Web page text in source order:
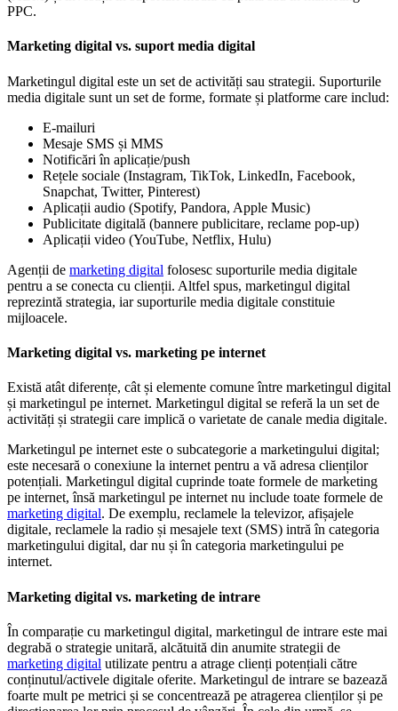
PPC.
Marketing digital vs. suport media digital
Marketingul digital este un set de activități sau strategii. Suporturile
media digitale sunt un set de forme, formate și platforme care includ:
E-mailuri
Mesaje SMS și MMS
Notificări în aplicație/push
Rețele sociale (Instagram, TikTok, LinkedIn, Facebook,
Snapchat, Twitter, Pinterest)
Aplicații audio (Spotify, Pandora, Apple Music)
Publicitate digitală (bannere publicitare, reclame pop-up)
Aplicații video (YouTube, Netflix, Hulu)
Agenții de marketing digital folosesc suporturile media digitale
pentru a se conecta cu clienții. Altfel spus, marketingul digital
reprezintă strategia, iar suporturile media digitale constituie
mijloacele.
Marketing digital vs. marketing pe internet
Există atât diferențe, cât și elemente comune între marketingul digital
și marketingul pe internet. Marketingul digital se referă la un set de
activități și strategii care implică o varietate de canale media digitale.
Marketingul pe internet este o subcategorie a marketingului digital;
este necesară o conexiune la internet pentru a vă adresa clienților
potențiali. Marketingul digital cuprinde toate formele de marketing
pe internet, însă marketingul pe internet nu include toate formele de
marketing digital. De exemplu, reclamele la televizor, afișajele
digitale, reclamele la radio și mesajele text (SMS) intră în categoria
marketingului digital, dar nu și în categoria marketingului pe
internet.
Marketing digital vs. marketing de intrare
În comparație cu marketingul digital, marketingul de intrare este mai
degrabă o strategie unitară, alcătuită din anumite strategii de
marketing digital utilizate pentru a atrage clienți potențiali către
conținutul/activele digitale oferite. Marketingul de intrare se bazează
foarte mult pe metrici și se concentrează pe atragerea clienților și pe